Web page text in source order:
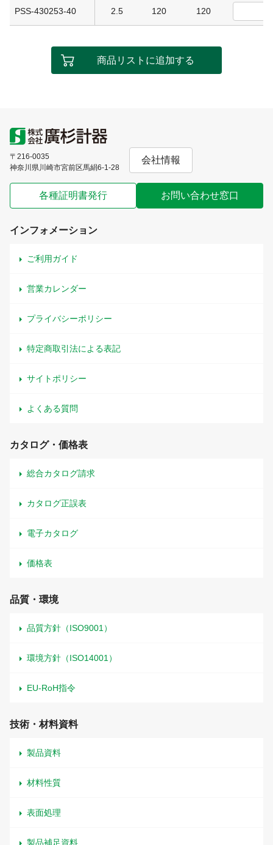
PSS-430253-40 2.5 120 120
商品リストに追加する
〒216-0035
神奈川県川崎市宮前区馬絹6-1-28
会社情報
各種証明書発行 お問い合わせ窓口
インフォメーション
ご利用ガイド
営業カレンダー
プライバシーポリシー
特定商取引法による表記
サイトポリシー
よくある質問
カタログ・価格表
総合カタログ請求
カタログ正誤表
電子カタログ
価格表
品質・環境
品質方針（ISO9001）
環境方針（ISO14001）
EU-RoH指令
技術・材料資料
製品資料
材料性質
表面処理
製品補足資料